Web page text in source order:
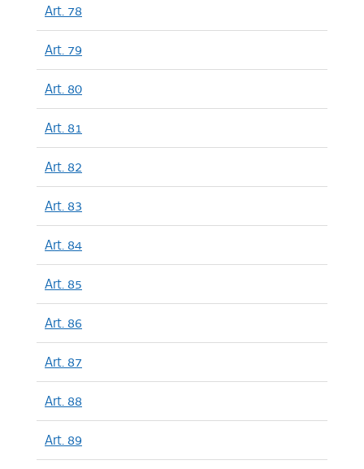
Art. 78
Art. 79
Art. 80
Art. 81
Art. 82
Art. 83
Art. 84
Art. 85
Art. 86
Art. 87
Art. 88
Art. 89